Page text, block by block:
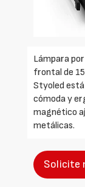
Lámpara
frontal de
Styoled
cómoda y
magnético
metálicas.
Solicite